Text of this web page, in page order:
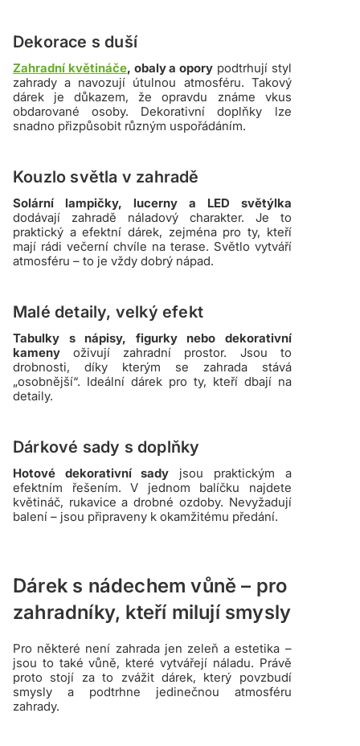
Dekorace s duší
Zahradní květináče, obaly a opory podtrhují styl
zahrady a navozují útulnou atmosféru. Takový
dárek je důkazem, že opravdu známe vkus
obdarované osoby. Dekorativní doplňky lze
snadno přizpůsobit různým uspořádáním.
Kouzlo světla v zahradě
Solární lampičky, lucerny a LED světýlka
dodávají zahradě náladový charakter. Je to
praktický a efektní dárek, zejména pro ty, kteří
mají rádi večerní chvíle na terase. Světlo vytváří
atmosféru – to je vždy dobrý nápad.
Malé detaily, velký efekt
Tabulky s nápisy, figurky nebo dekorativní
kameny oživují zahradní prostor. Jsou to
drobnosti, díky kterým se zahrada stává
„osobnější“. Ideální dárek pro ty, kteří dbají na
detaily.
Dárkové sady s doplňky
Hotové dekorativní sady jsou praktickým a
efektním řešením. V jednom balíčku najdete
květináč, rukavice a drobné ozdoby. Nevyžadují
balení – jsou připraveny k okamžitému předání.
Dárek s nádechem vůně – pro
zahradníky, kteří milují smysly
Pro některé není zahrada jen zeleň a estetika –
jsou to také vůně, které vytvářejí náladu. Právě
proto stojí za to zvážit dárek, který povzbudí
smysly a podtrhne jedinečnou atmosféru
zahrady.